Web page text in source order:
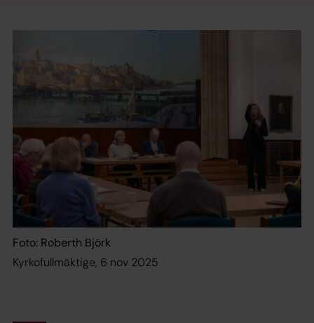
Foto: Roberth Björk
Kyrkofullmäktige, 6 nov 2025